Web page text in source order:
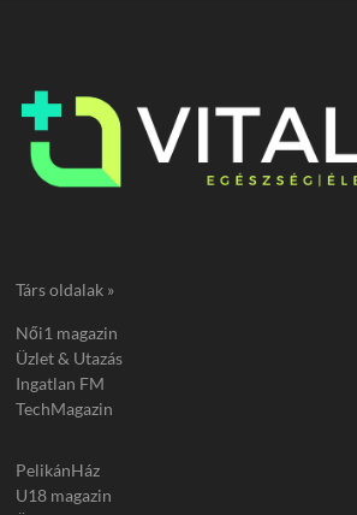
Társ oldalak »
Női1 magazin
Üzlet & Utazás
Ingatlan FM
TechMagazin
PelikánHáz
U18 magazin